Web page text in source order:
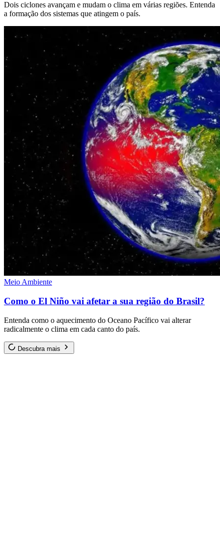
Dois ciclones avançam e mudam o clima em várias regiões. Entenda
a formação dos sistemas que atingem o país.
Meio Ambiente
Como o El Niño vai afetar a sua região do Brasil?
Entenda como o aquecimento do Oceano Pacífico vai alterar
radicalmente o clima em cada canto do país.
Descubra mais